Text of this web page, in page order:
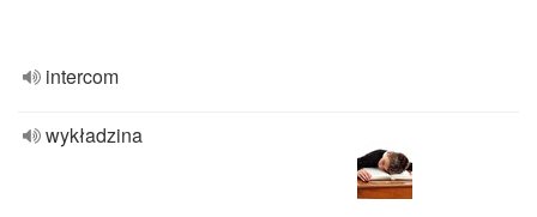
intercom
wykładzina